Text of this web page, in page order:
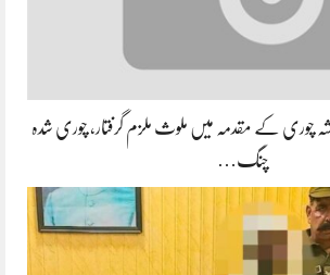
چوری کے مقدمہ میں ملوث ملزم گرفتار، چوری شدہ
چنگ…